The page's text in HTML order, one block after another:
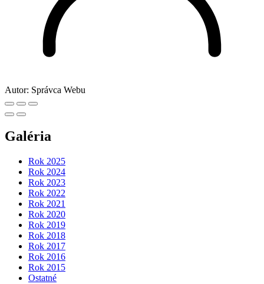
Autor: Správca Webu
Galéria
Rok 2025
Rok 2024
Rok 2023
Rok 2022
Rok 2021
Rok 2020
Rok 2019
Rok 2018
Rok 2017
Rok 2016
Rok 2015
Ostatné